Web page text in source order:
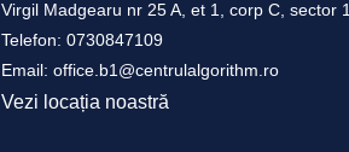
Virgil Madgearu nr 25 A, et 1, corp C, sector 1
Telefon: 0730847109
Email: office.b1@centrulalgorithm.ro
Vezi locația noastră